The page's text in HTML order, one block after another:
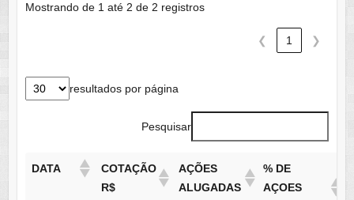
Mostrando de 1 até 2 de 2 registros
❮ 1 ❯
resultados por página
Pesquisar
DATA
COTAÇÃO
R$
AÇÕES
ALUGADAS
% DE
AÇOES